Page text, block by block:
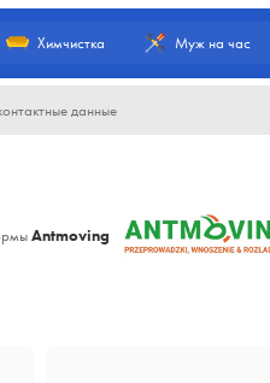
Химчистка Муж на час
данные
Antmoving